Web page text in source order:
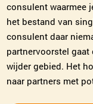
consulent waarmee
het bestand van
consulent daar
partnervoorstel
wijder gebied. Het
naar partners met